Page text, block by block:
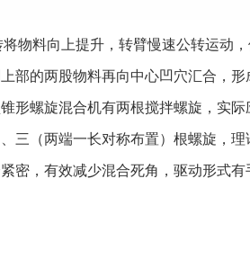
10100.4-
0.622φ3204×61005900DSH-
20200.4-
的设备; 2、选取设备制作材
料向上提升，转臂慢速公转运动，
部的两股物料再向中心凹穴汇合，
形螺旋混合机有两根搅拌螺旋，实
三（两端一长对称布置）根螺旋，
密，有效减少混合死角，驱动形式